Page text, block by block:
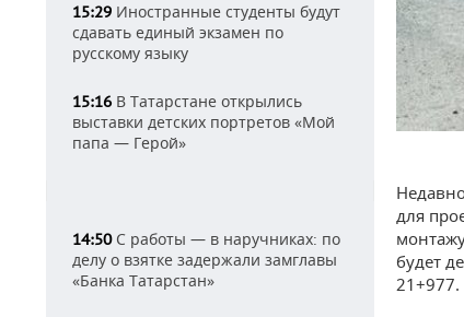
15:29 Иностранные студенты будут
сдавать единый экзамен по
русскому языку
15:16 В Татарстане открылись
выставки детских портретов «Мой
папа — Герой»
14:50С работы — в наручниках: по
делу о взятке задержали замглавы
«Банка Татарстан»
для
будет
21+977.